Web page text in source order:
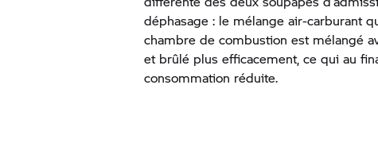
déphasage : le mélange air-carburant
chambre de combustion est mélangé
et brûlé plus efficacement, ce qui au
consommation réduite.